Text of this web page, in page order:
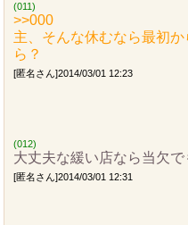
(011)
>>000
主、そんな休むなら最初
ら？
[匿名さん]2014/03/01 12:23
(012)
大丈夫な緩い店なら当欠
[匿名さん]2014/03/01 12:31